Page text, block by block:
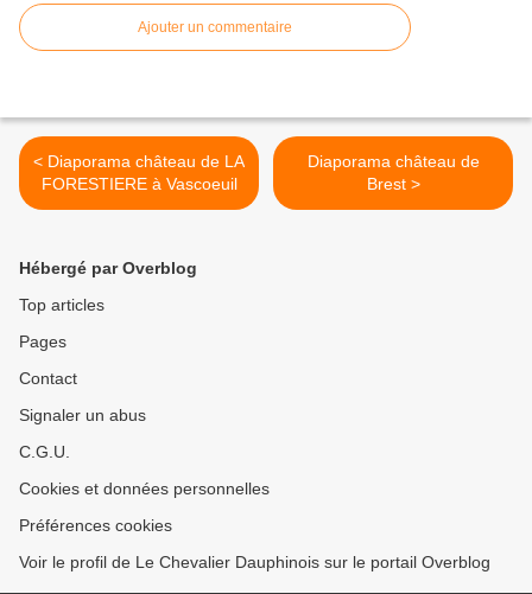
Ajouter un commentaire
< Diaporama château de LA
FORESTIERE à Vascoeuil
Diaporama château de
Brest >
Hébergé par Overblog
Top articles
Pages
Contact
Signaler un abus
C.G.U.
Cookies et données personnelles
Préférences cookies
Voir le profil de Le Chevalier Dauphinois sur le portail Overblog